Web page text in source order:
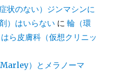
状のない）ジンマシンに
）はいらない に輪（環
ら皮膚科（仮想クリニッ
）とメラノーマ